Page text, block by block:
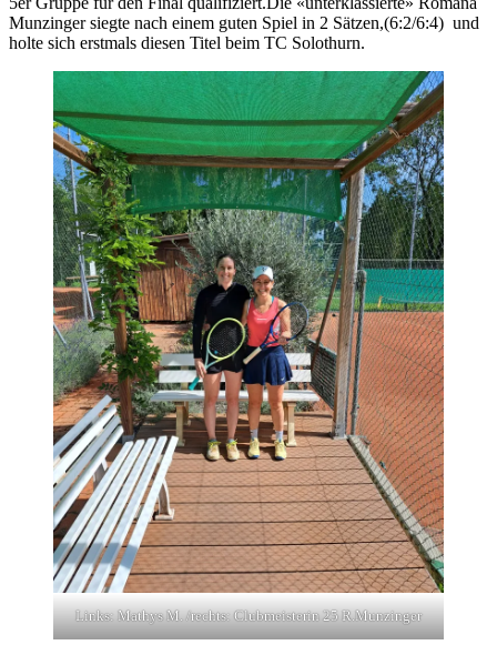
Munzinger siegte nach einem guten Spiel in 2 Sätzen,(6:2/6:4) und
holte sich erstmals diesen Titel beim TC Solothurn.
Links: Mathys M. /rechts: Clubmeisterin 25 R.Munzinger